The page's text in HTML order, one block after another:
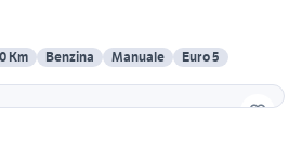
Km Benzina Manuale
Euro 5